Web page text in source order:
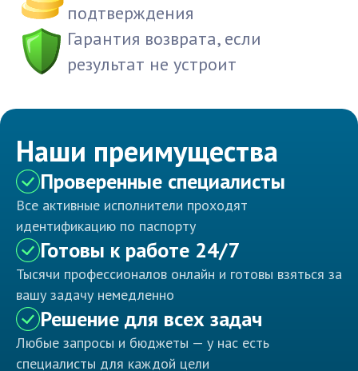
подтверждения
Гарантия возврата, если
результат не устроит
Наши преимущества
Проверенные специалисты
Все активные исполнители проходят
идентификацию по паспорту
Готовы к работе 24/7
Тысячи профессионалов онлайн и готовы взяться за
вашу задачу немедленно
Решение для всех задач
Любые запросы и бюджеты — у нас есть
специалисты для каждой цели